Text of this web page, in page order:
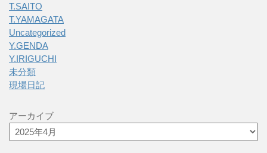
T.SAITO
T.YAMAGATA
Uncategorized
Y.GENDA
Y.IRIGUCHI
未分類
現場日記
アーカイブ